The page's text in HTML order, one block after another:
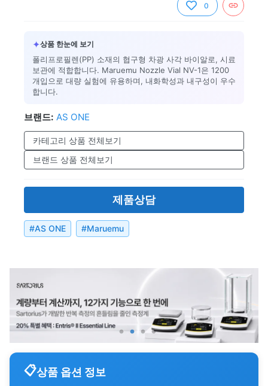
0
✦상품 한눈에 보기
폴리프로필렌(PP) 소재의 협구형 차광 사각 바이알로, 시료
보관에 적합합니다. Maruemu Nozzle Vial NV-1은 1200
개입으로 대량 실험에 유용하며, 내화학성과 내구성이 우수
합니다.
브랜드: AS ONE
카테고리 상품 전체보기
브랜드 상품 전체보기
제품상담
#AS ONE #Maruemu
상품 옵션 정보